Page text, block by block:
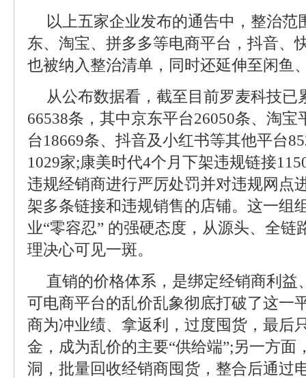
以上五家企业发布的通告中，整治范
东、淘宝、拼多多等电商平台，抖音、
也被纳入整治清单，同时还延伸至闲鱼
从公布数据看，截至目前罗麦科技已
66538条，其中京东平台26050条、淘宝
台18669条、抖音及小红书等其他平台
1029家;康美时代4个月下架违规链接
违规经销商进行严厉处罚并对违规网点
架多条链接和违规销售的店铺。这一组
业“零容忍” 的强硬态度，从源头、全链
理决心可见一斑。
直销的价格体系，是绑定经销商利益
可电商平台的乱价乱象彻底打破了这一
商为冲业绩、拿返利，过度囤货，最后
金，成为乱价的主要“供给端”;另一方面
洞，批量回收经销商囤货，整合后通过